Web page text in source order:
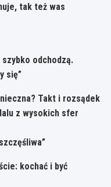
tak też was
odchodzą.
się”
Takt i rozsądek
z wysokich sfer
kochać i być